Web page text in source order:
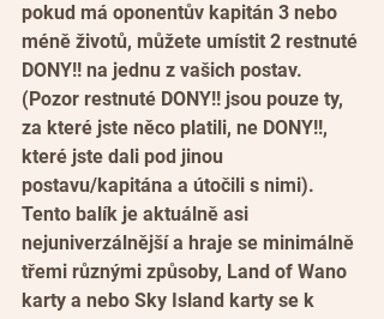
pokud má oponentův kapitán 3 nebo
méně životů, můžete umístit 2 restnuté
DONY!! na jednu z vašich postav.
(Pozor restnuté DONY!! jsou pouze ty,
za které jste něco platili, ne DONY!!,
které jste dali pod jinou
postavu/kapitána a útočili s nimi).
Tento balík je aktuálně asi
nejuniverzálnější a hraje se minimálně
třemi různými způsoby, Land of Wano
karty a nebo Sky Island karty se k